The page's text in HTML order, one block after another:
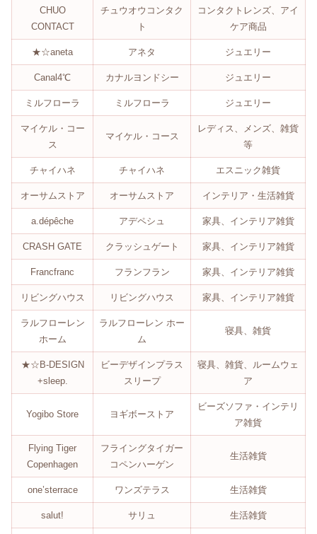
CHUO
CONTACT
チュウオウコンタク
ト
コンタクトレンズ、アイ
ケア商品
★☆aneta アネタ ジュエリー
Canal4℃ カナルヨンドシー ジュエリー
ミルフローラ ミルフローラ ジュエリー
マイケル・コー
ス
マイケル・コース
レディス、メンズ、雑貨
等
チャイハネ チャイハネ エスニック雑貨
オーサムストア オーサムストア インテリア・生活雑貨
a.dépêche アデペシュ 家具、インテリア雑貨
CRASH GATE クラッシュゲート 家具、インテリア雑貨
Francfranc フランフラン 家具、インテリア雑貨
リビングハウス リビングハウス 家具、インテリア雑貨
ラルフローレン
ホーム
ラルフローレン ホー
ム
寝具、雑貨
★☆B-DESIGN
+sleep.
ビーデザインプラス
スリープ
寝具、雑貨、ルームウェ
ア
Yogibo Store ヨギボーストア
ビーズソファ・インテリ
ア雑貨
Flying Tiger
Copenhagen
フライングタイガー
コペンハーゲン
生活雑貨
one’sterrace ワンズテラス 生活雑貨
salut! サリュ 生活雑貨